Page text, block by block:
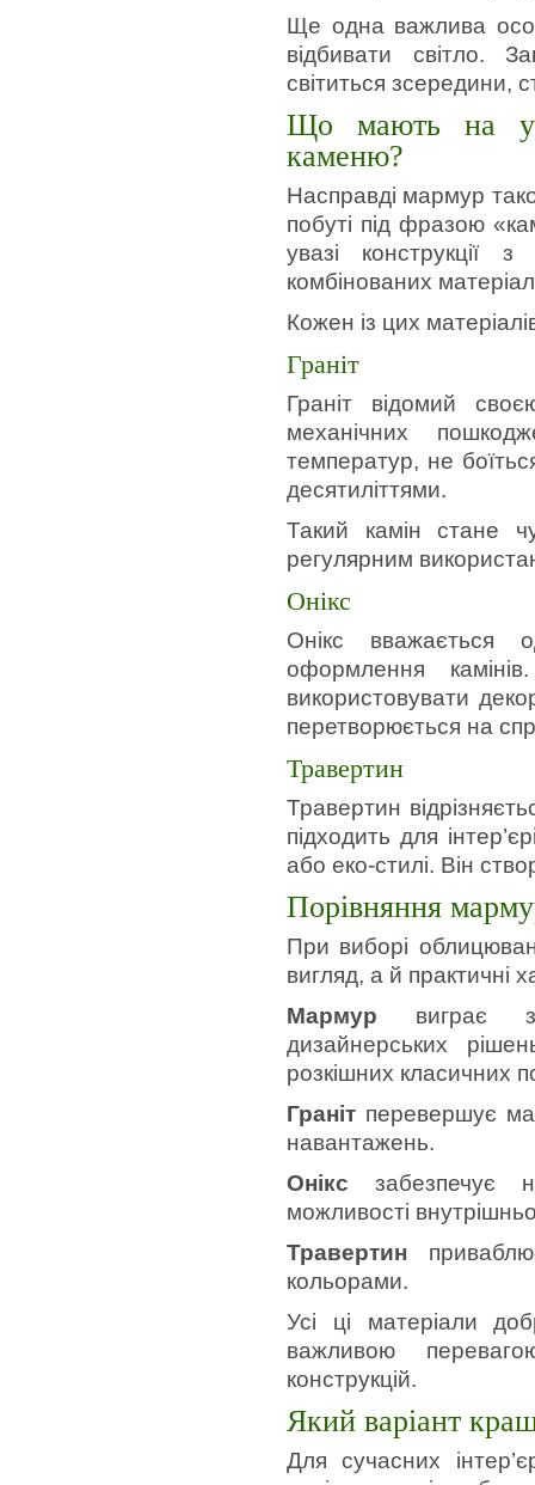
Ще одна важлива
відбивати світло.
світиться зсередини,
Що мають на
каменю?
Насправді мармур
побуті під фразою
увазі конструкції з
комбінованих
Кожен із цих
Граніт
Граніт відомий
механічних
температур, не
десятиліттями.
Такий камін стане
регулярним
Онікс
Онікс вважається
оформлення
використовувати
перетворюється на
Травертин
Травертин
підходить для
або еко-стилі. Він
Порівняння
При виборі
вигляд, а й практичні
Мармур виграє за
дизайнерських
розкішних класичних
Граніт перевершує
навантажень.
Онікс забезпечує
можливості
Травертин
кольорами.
Усі ці матеріали
важливою
конструкцій.
Який варіант
Для сучасних